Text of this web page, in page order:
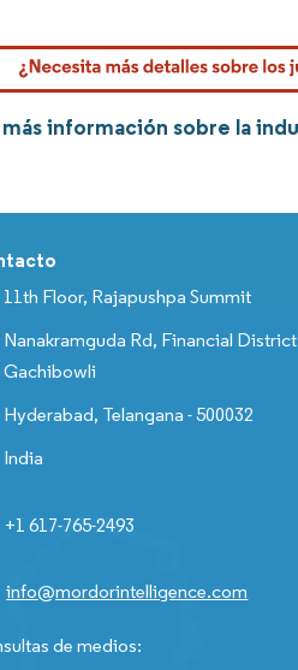
información sobre la
11th Floor, Rajapushpa Summit
Nanakramguda Rd, Financial
Gachibowli
Hyderabad, Telangana - 500032
India
+1 617-765-2493
info@mordorintelligence.com
de medios: